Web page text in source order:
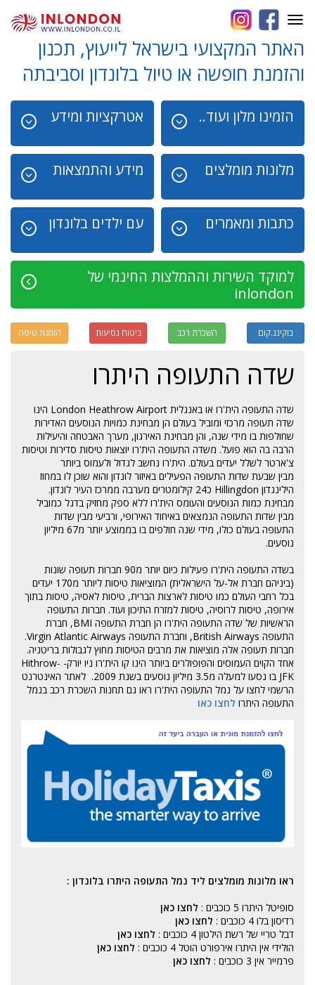
Toggle
navigation
האתר המקצועי בישראל לייעוץ, תכנון
והזמנת חופשה או טיול בלונדון וסביבתה
הזמינו מלון ועוד.. אטרקציות ומידע
מלונות מומלצים מידע והתמצאות
כתבות ומאמרים עם ילדים בלונדון
למוקד השירות וההמלצות החינמי של
inlondon
בוקינג.קום השכרת רכב ביטוח נסיעות הזמנת טיסה
שדה התעופה היתרו
שדה התעופה הית'רו או באנגלית London Heathrow Airport הינו
שדה תעופה מרכזי ומוביל בעולם הן מבחינת כמויות הנוסעים האדירות
שחולפות בו מידי שנה, והן מבחינת האירגון, מערך האבטחה והיעילות
הרבה בה הוא פועל. משדה התעופה הית'רו יוצאות טיסות סדירות וטיסות
צ'ארטר לשלל יעדים בעולם. הית'רו נחשב לגדול ולעמוס ביותר
מבין שבעת שדות התעופה הפעילים באיזור לונדון והוא שוכן לו במחוז
הילינגדון Hillingdon כ24 קילומטרים מערבה ממרכז העיר לונדון.
מבחינת כמות הנוסעים והעומס הית'רו ללא ספק מחזיק בדגל כמוביל
מבין שדות התעופה הנמצאים באיחוד האירופי, ורביעי מבין שדות
התעופה בעולם כולו, מידי שנה חולפים בו בממוצע יותר מ67 מיליון
נוסעים.
בשדה התעופה הית'רו פעילות כיום יותר מ90 חברות תעופה שונות
(ביניהם חברת אל-על הישראלית) המוציאות טיסות ליותר מ170 יעדים
בכל רחבי העולם כמו טיסות לארצות הברית, טיסות לאסיה, טיסות בתוך
אירופה, טיסות לרוסיה, טיסות למזרח התיכון ועוד. חברות התעופה
הראשיות של שדה התעופה הית'רו הן חברת התעופה BMI, חברת
התעופה British Airways, וחברת התעופה Virgin Atlantic Airways.
חברות תעופה אלה מוציאות את מרבים הטיסות מחוץ לגבולות בריטניה.
אחד הקוים העמוסים והפופולרים ביותר הינו קו הית'רו ניו יורק- Hithrow-
JFK בו נסעו למעלה מ3.5 מיליון נוסעים בשנת 2009. לאתר האינטרנט
הרשמי לחצו על נמל התעופה הית'רו ראו גם תחנות השכרת רכב בנמל
התעופה היתרו לחצו כאו
ראו מלונות מומלצים ליד נמל התעופה היתרו בלונדון :
סופיטל היתרו 5 כוכבים :
לחצו כאן
רדיסון בלו 4 כוכבים :
לחצו כאן
דבל טריי של רשת הילטון 4 כוכבים :
לחצו כאן
הולידי אין היתרו אירפורט הוטל 4 כוכבים :
לחצו כאן
פרמייר אין 3 כוכבים :
לחצו כאן